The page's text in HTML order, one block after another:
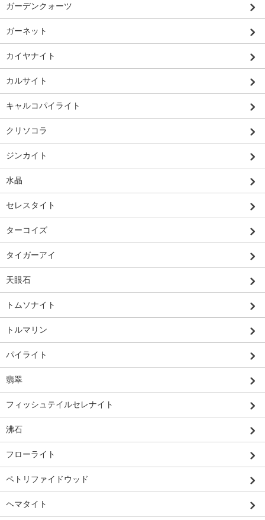
ガーデンクォーツ
ガーネット
カイヤナイト
カルサイト
キャルコパイライト
クリソコラ
ジンカイト
水晶
セレスタイト
ターコイズ
タイガーアイ
天眼石
トムソナイト
トルマリン
パイライト
翡翠
フィッシュテイルセレナイト
沸石
フローライト
ペトリファイドウッド
ヘマタイト